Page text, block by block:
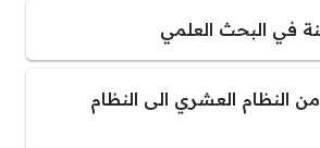
في البحث العلمي
النظام العشري الى النظام